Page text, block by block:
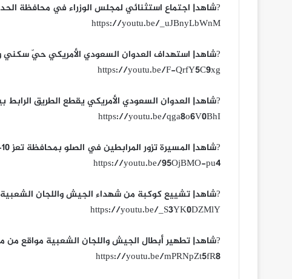
?شاهد| اجتماع استثنائي لمجلس الوزراء في محافظة الحديدة 10-
https://youtu.be/_uJBnyLbWnM
?شاهد| استهداف العدوان السعودي الأمريكي حيّ سكني
https://youtu.be/F-QrfY5C9xg
?شاهد| العدوان السعودي الأمريكي يقطع الطريق الرابط بين
https://youtu.be/qga8o6V0BhI
?شاهد| المسيرة تزور المرابطين في الصلو بمحافظة تعز 10-11-2016
https://youtu.be/95OjBMO-pu4
?شاهد| تشييع كوكبة من شهداء الجيش واللجان الشعبية في
https://youtu.be/_S3YK0DZMlY
?شاهد| تطهير أبطال الجيش واللجان الشعبية مواقع من
https://youtu.be/mPRNpZt5fR8